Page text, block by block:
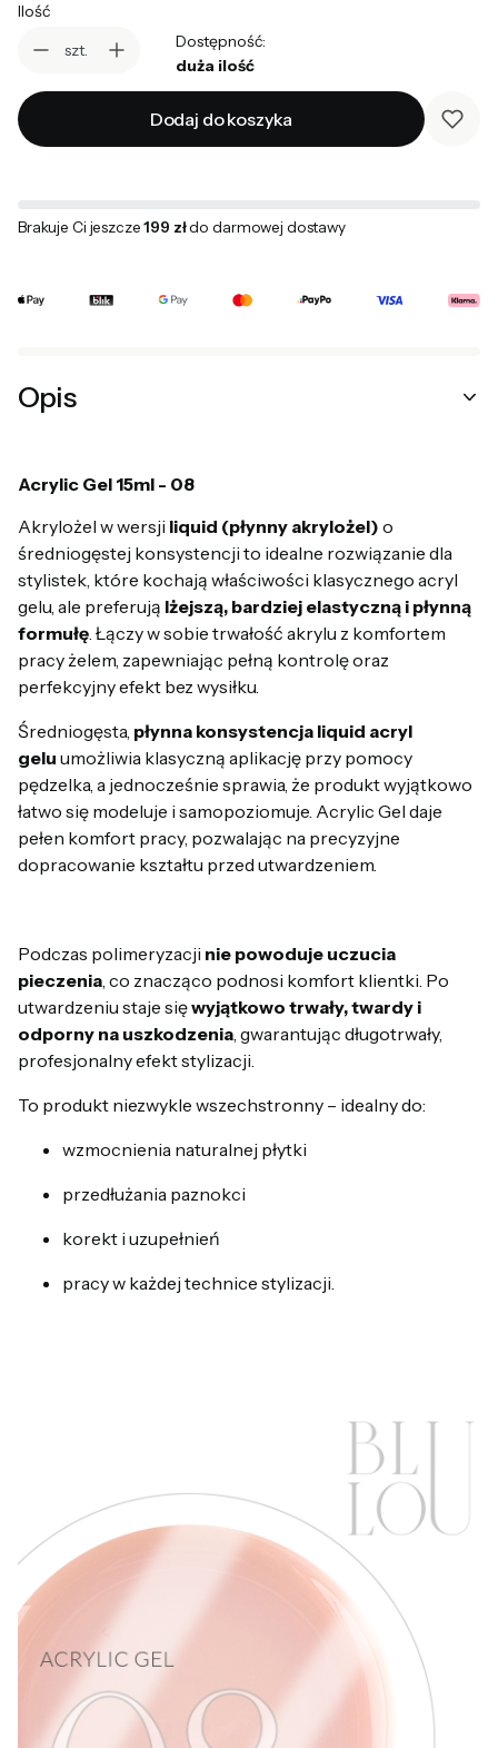
Ilość
szt.
Dostępność:
duża ilość
Dodaj do koszyka
Brakuje Ci jeszcze199 złdo darmowej dostawy
Opis
Acrylic Gel 15ml - 08
Akrylożel w wersji liquid (płynny akrylożel) o
średniogęstej konsystencji to idealne rozwiązanie dla
stylistek, które kochają właściwości klasycznego acryl
gelu, ale preferują lżejszą, bardziej elastyczną i płynną
formułę. Łączy w sobie trwałość akrylu z komfortem
pracy żelem, zapewniając pełną kontrolę oraz
perfekcyjny efekt bez wysiłku.
Średniogęsta, płynna konsystencja liquid acryl
gelu umożliwia klasyczną aplikację przy pomocy
pędzelka, a jednocześnie sprawia, że produkt wyjątkowo
łatwo się modeluje i samopoziomuje. Acrylic Gel daje
pełen komfort pracy, pozwalając na precyzyjne
dopracowanie kształtu przed utwardzeniem.
Podczas polimeryzacji nie powoduje uczucia
pieczenia, co znacząco podnosi komfort klientki. Po
utwardzeniu staje sięwyjątkowo trwały, twardy i
odporny na uszkodzenia, gwarantując długotrwały,
profesjonalny efekt stylizacji.
To produkt niezwykle wszechstronny – idealny do:
wzmocnienia naturalnej płytki
przedłużania paznokci
korekt i uzupełnień
pracy w każdej technice stylizacji.